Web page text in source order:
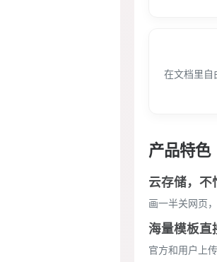
在文档里自
产品特色
云存储，不
画一半关网页
海量模板直
官方和用户上